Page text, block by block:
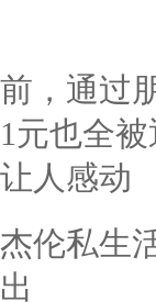
，通过
元也全
人感动
伦私生